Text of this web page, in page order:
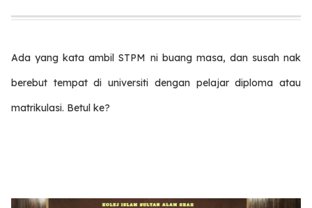
Ada yang kata ambil STPM ni buang masa, dan susah nak
berebut tempat di universiti dengan pelajar diploma atau
matrikulasi. Betul ke?